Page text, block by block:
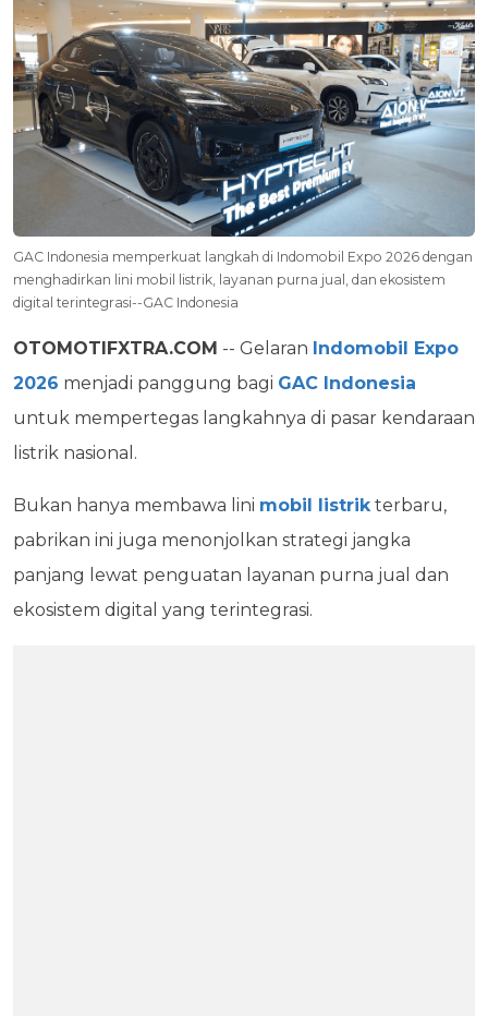
GAC Indonesia memperkuat langkah di Indomobil Expo 2026 dengan
menghadirkan lini mobil listrik, layanan purna jual, dan ekosistem
digital terintegrasi--GAC Indonesia
OTOMOTIFXTRA.COM -- Gelaran Indomobil Expo
2026 menjadi panggung bagi GAC Indonesia
untuk mempertegas langkahnya di pasar kendaraan
listrik nasional.
Bukan hanya membawa lini mobil listrik terbaru,
pabrikan ini juga menonjolkan strategi jangka
panjang lewat penguatan layanan purna jual dan
ekosistem digital yang terintegrasi.